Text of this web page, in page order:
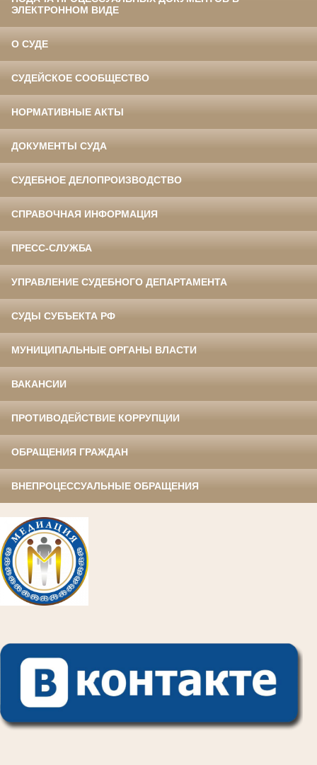
ЭЛЕКТРОННОМ ВИДЕ
О СУДЕ
СУДЕЙСКОЕ СООБЩЕСТВО
НОРМАТИВНЫЕ АКТЫ
ДОКУМЕНТЫ СУДА
СУДЕБНОЕ ДЕЛОПРОИЗВОДСТВО
СПРАВОЧНАЯ ИНФОРМАЦИЯ
ПРЕСС-СЛУЖБА
УПРАВЛЕНИЕ СУДЕБНОГО ДЕПАРТАМЕНТА
СУДЫ СУБЪЕКТА РФ
МУНИЦИПАЛЬНЫЕ ОРГАНЫ ВЛАСТИ
ВАКАНСИИ
ПРОТИВОДЕЙСТВИЕ КОРРУПЦИИ
ОБРАЩЕНИЯ ГРАЖДАН
ВНЕПРОЦЕССУАЛЬНЫЕ ОБРАЩЕНИЯ